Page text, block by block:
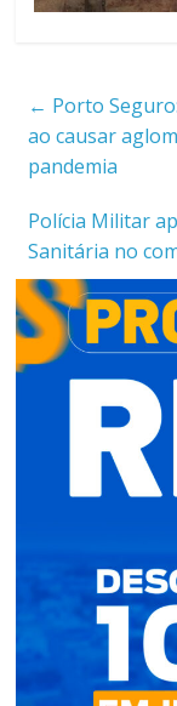
← Porto
ao causar
pandemia
Polícia Militar
Sanitária no